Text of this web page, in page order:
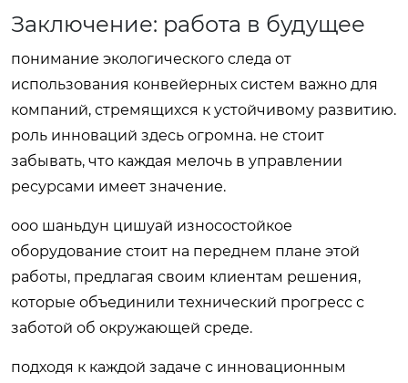
Заключение: работа в будущее
понимание экологического следа от
использования конвейерных систем важно для
компаний, стремящихся к устойчивому развитию.
роль инноваций здесь огромна. не стоит
забывать, что каждая мелочь в управлении
ресурсами имеет значение.
ооо шаньдун цишуай износостойкое
оборудование стоит на переднем плане этой
работы, предлагая своим клиентам решения,
которые объединили технический прогресс с
заботой об окружающей среде.
подходя к каждой задаче с инновационным